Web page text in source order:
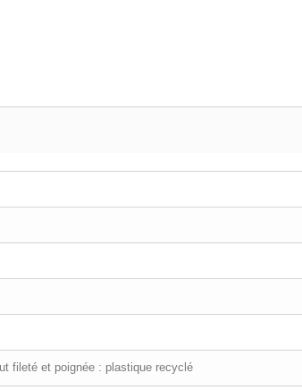
fileté et poignée : plastique recyclé